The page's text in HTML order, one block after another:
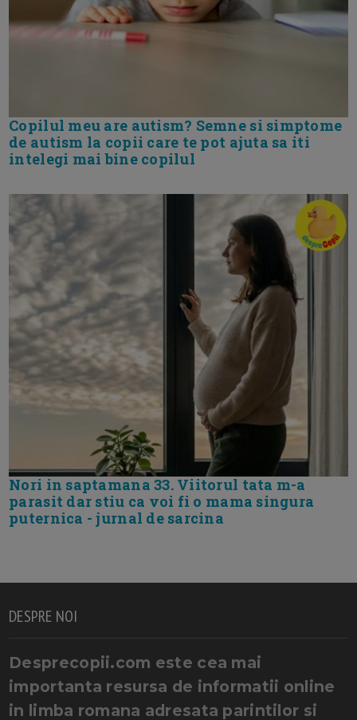
Copilul meu are autism? Semne si simptome
de autism la copii care te pot ajuta sa iti
intelegi mai bine copilul
Nori in saptamana 33. Viitorul tata m-a
parasit dar stiu ca voi fi o mama singura
puternica - jurnal de sarcina
DESPRE NOI
Desprecopii.com este cea mai
importanta resursa de informatii online
in limba romana adresata parintilor si